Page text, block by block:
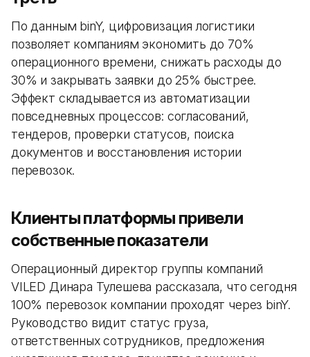
По данным binY, цифровизация логистики
позволяет компаниям экономить до 70%
операционного времени, снижать расходы до
30% и закрывать заявки до 25% быстрее.
Эффект складывается из автоматизации
повседневных процессов: согласований,
тендеров, проверки статусов, поиска
документов и восстановления истории
перевозок.
Клиенты платформы привели
собственные показатели
Операционный директор группы компаний
VILED Динара Тулешева рассказала, что сегодня
100% перевозок компании проходят через binY.
Руководство видит статус груза,
ответственных сотрудников, предложения